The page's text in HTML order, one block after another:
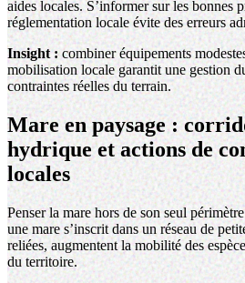
aides locales. S’informer sur les bonnes
réglementation locale évite des erreurs
Insight :combiner équipements
mobilisation locale garantit une gestion
contraintes réelles du terrain.
Mare en paysage :
hydrique et actions de
locales
Penser la mare hors de son seul
une mare s’inscrit dans un réseau de
reliées, augmentent la mobilité des
du territoire.